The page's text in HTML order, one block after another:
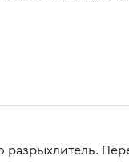
разрыхлитель.